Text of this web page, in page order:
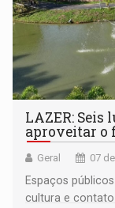
LAZER:
aproveitar o
Geral 07
Espaços
cultura e